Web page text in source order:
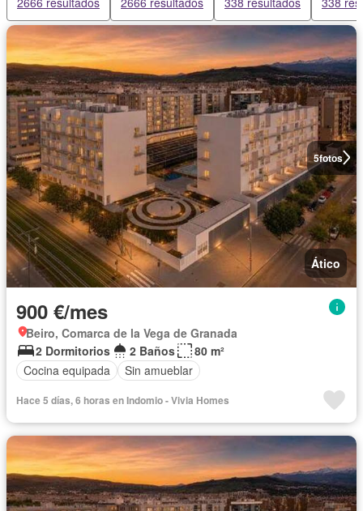
5fotos
Ático
900 €/mes
Beiro, Comarca de la Vega de Granada
2 Dormitorios
2 Baños
80 m²
Cocina equipada
Sin amueblar
Hace 5 días, 6 horas en Indomio - Vivia Homes